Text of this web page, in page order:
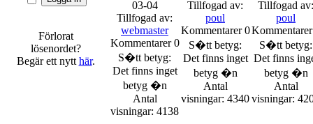
Förlorat
lösenordet?
Begär ett nytt här.
03-04
Tillfogad av:
webmaster
Kommentarer 0
S�tt betyg:
Det finns inget
betyg �n
Antal
visningar: 4138
Tillfogad av:
poul
Kommentarer 0
S�tt betyg:
Det finns inget
betyg �n
Antal
visningar: 4340
Tillfogad av:
poul
S�tt betyg:
Det finns
betyg �n
Antal
visningar: